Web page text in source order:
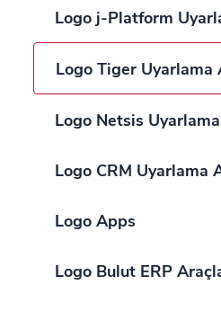
Logo j-Platform
Logo Tiger Uyarlama
Logo Netsis
Logo CRM Uyarlama
Logo Apps
Logo Bulut ERP